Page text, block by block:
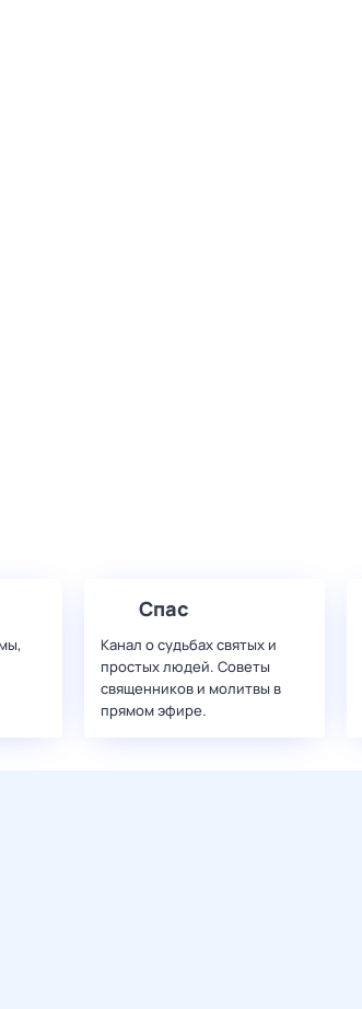
Спас
Канал о судьбах святых и
простых людей. Советы
священников и молитвы в
прямом эфире.